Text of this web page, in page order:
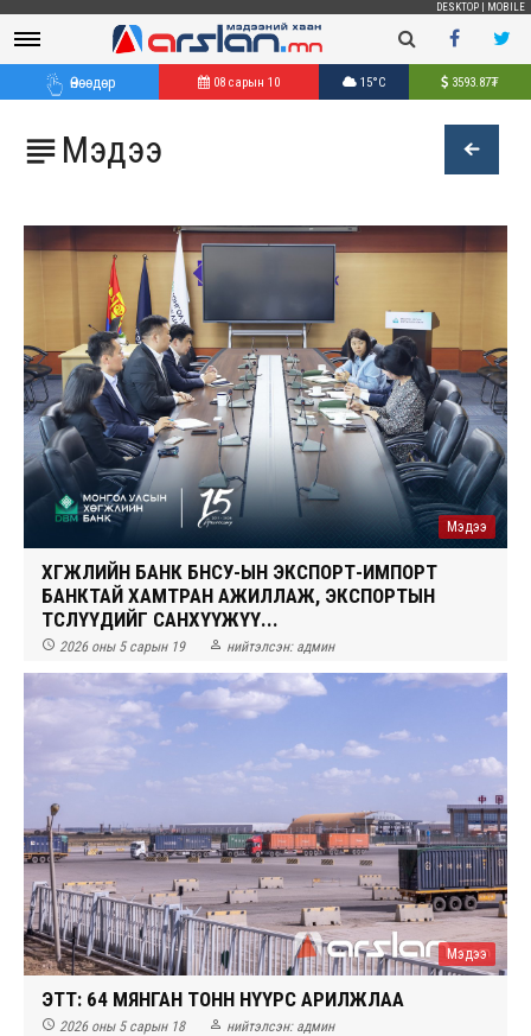
DESKTOP MOBILE
Өнөөдөр 08 сарын 10 15°C 3593.87₮
 Мэдээ
Мэдээ
ХӨГЖЛИЙН БАНК БНСУ-ЫН ЭКСПОРТ-ИМПОРТ
БАНКТАЙ ХАМТРАН АЖИЛЛАЖ, ЭКСПОРТЫН
ТӨСЛҮҮДИЙГ САНХҮҮЖҮҮ...
 2026 оны 5 сарын 19  нийтэлсэн: админ
Мэдээ
ЭТТ: 64 МЯНГАН ТОНН НҮҮРС АРИЛЖЛАА
 2026 оны 5 сарын 18  нийтэлсэн: админ